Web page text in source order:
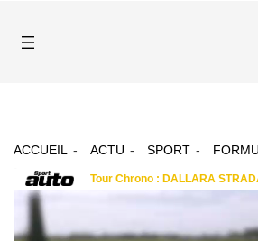
ACCUEIL ACTU SPORT